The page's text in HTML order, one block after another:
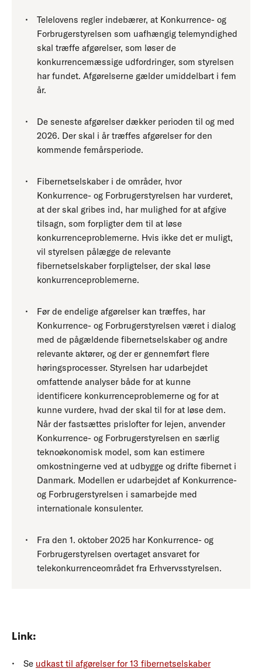
Telelovens regler indebærer, at Konkurrence- og
Forbrugerstyrelsen som uafhængig telemyndighed
skal træffe afgørelser, som løser de
konkurrencemæssige udfordringer, som styrelsen
har fundet. Afgørelserne gælder umiddelbart i fem
år.
De seneste afgørelser dækker perioden til og med
2026. Der skal i år træffes afgørelser for den
kommende femårsperiode.
Fibernetselskaber i de områder, hvor
Konkurrence- og Forbrugerstyrelsen har vurderet,
at der skal gribes ind, har mulighed for at afgive
tilsagn, som forpligter dem til at løse
konkurrenceproblemerne. Hvis ikke det er muligt,
vil styrelsen pålægge de relevante
fibernetselskaber forpligtelser, der skal løse
konkurrenceproblemerne.
Før de endelige afgørelser kan træffes, har
Konkurrence- og Forbrugerstyrelsen været i dialog
med de pågældende fibernetselskaber og andre
relevante aktører, og der er gennemført flere
høringsprocesser. Styrelsen har udarbejdet
omfattende analyser både for at kunne
identificere konkurrenceproblemerne og for at
kunne vurdere, hvad der skal til for at løse dem.
Når der fastsættes prislofter for lejen, anvender
Konkurrence- og Forbrugerstyrelsen en særlig
teknoøkonomisk model, som kan estimere
omkostningerne ved at udbygge og drifte fibernet i
Danmark. Modellen er udarbejdet af Konkurrence-
og Forbrugerstyrelsen i samarbejde med
internationale konsulenter.
Fra den 1. oktober 2025 har Konkurrence- og
Forbrugerstyrelsen overtaget ansvaret for
telekonkurrenceområdet fra Erhvervsstyrelsen.
Link:
Se udkast til afgørelser for 13 fibernetselskaber